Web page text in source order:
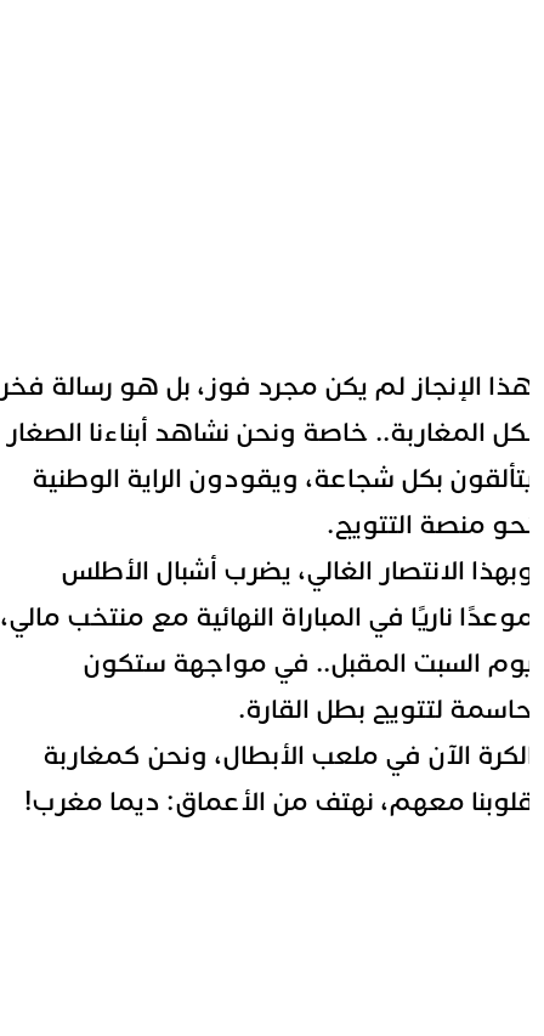
الإنجاز لم يكن مجرد فوز، بل هو رسالة فخر
المغاربة.. خاصة ونحن نشاهد أبناءنا الصغار
بكل شجاعة، ويقودون الراية الوطنية
منصة التتويج.
الانتصار الغالي، يضرب أشبال الأطلس
ناريًا في المباراة النهائية مع منتخب مالي،
السبت المقبل.. في مواجهة ستكون
لتتويج بطل القارة.
الآن في ملعب الأبطال، ونحن كمغاربة
معهم، نهتف من الأعماق: ديما مغرب!